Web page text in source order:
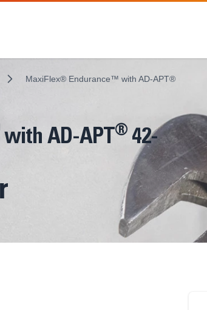
MaxiFlex® Endurance™ with AD-APT®
with AD-APT ® 42-